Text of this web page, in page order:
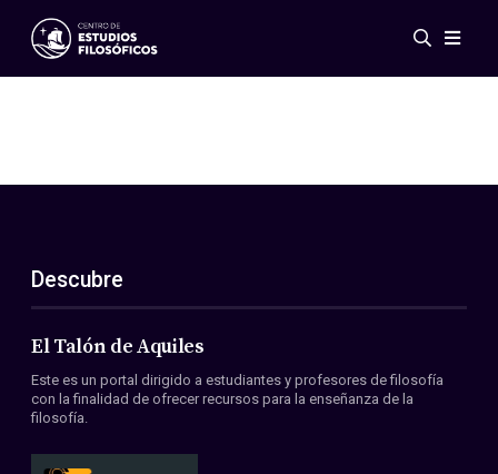
Eventos
ES
EN
Acerca de nosotros
Miembros
Convenios
Descubre
El Talón de Aquiles
Este es un portal dirigido a estudiantes y profesores de filosofía
con la finalidad de ofrecer recursos para la enseñanza de la
filosofía.